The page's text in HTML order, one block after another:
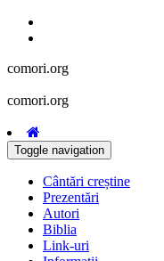
comori.org
comori.org
Toggle navigation
Cântări creștine
Prezentări
Autori
Biblia
Link-uri